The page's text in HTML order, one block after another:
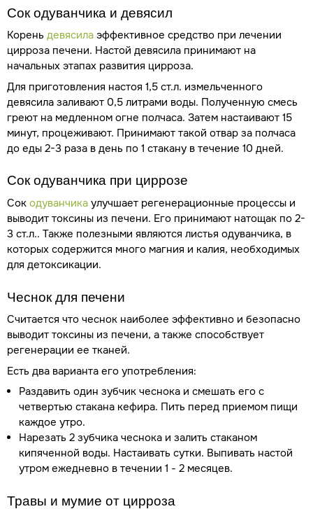
Сок одуванчика и девясил
Корень девясила эффективное средство при лечении
цирроза печени. Настой девясила принимают на
начальных этапах развития цирроза.
Для приготовления настоя 1,5 ст.л. измельченного
девясила заливают 0,5 литрами воды. Полученную смесь
греют на медленном огне полчаса. Затем настаивают 15
минут, процеживают. Принимают такой отвар за полчаса
до еды 2-3 раза в день по 1 стакану в течение 10 дней.
Сок одуванчика при циррозе
Сок одуванчика улучшает регенерационные процессы и
выводит токсины из печени. Его принимают натощак по 2-
3 ст.л.. Также полезными являются листья одуванчика, в
которых содержится много магния и калия, необходимых
для детоксикации.
Чеснок для печени
Считается что чеснок наиболее эффективно и безопасно
выводит токсины из печени, а также способствует
регенерации ее тканей.
Есть два варианта его употребления:
Раздавить один зубчик чеснока и смешать его с
четвертью стакана кефира. Пить перед приемом пищи
каждое утро.
Нарезать 2 зубчика чеснока и залить стаканом
кипяченной воды. Настаивать сутки. Выпивать настой
утром ежедневно в течении 1 - 2 месяцев.
Травы и мумие от цирроза